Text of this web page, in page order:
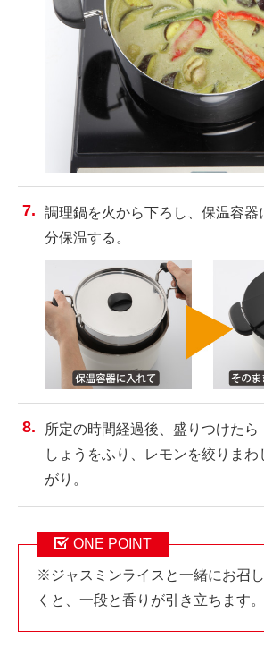
調理鍋を火から下ろし、保温容器
分保温する。
所定の時間経過後、盛りつけたら
しょうをふり、レモンを絞りまわ
がり。
ONE POINT
※ジャスミンライスと一緒にお召
くと、一段と香りが引き立ちます。